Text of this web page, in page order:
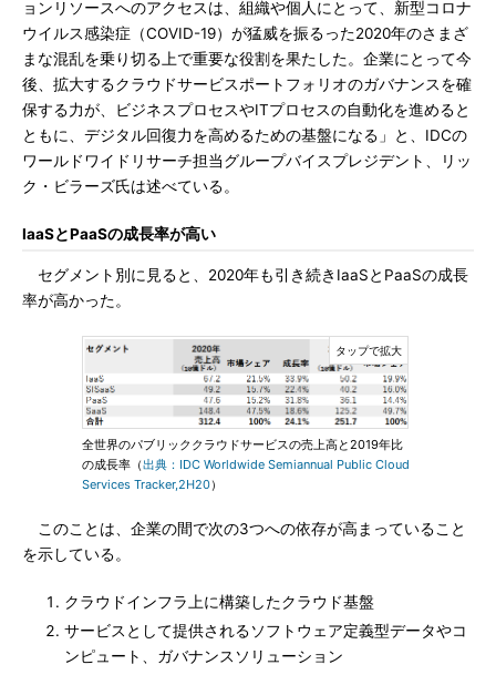
ョンリソースへのアクセスは、組織や個人にとって、新型コロナ
ウイルス感染症（COVID-19）が猛威を振るった2020年のさまざ
まな混乱を乗り切る上で重要な役割を果たした。企業にとって今
後、拡大するクラウドサービスポートフォリオのガバナンスを確
保する力が、ビジネスプロセスやITプロセスの自動化を進めると
ともに、デジタル回復力を高めるための基盤になる」と、IDCの
ワールドワイドリサーチ担当グループバイスプレジデント、リッ
ク・ビラーズ氏は述べている。
IaaSとPaaSの成長率が高い
セグメント別に見ると、2020年も引き続きIaaSとPaaSの成長
率が高かった。
全世界のパブリッククラウドサービスの売上高と2019年比
の成長率（出典：IDC Worldwide Semiannual Public Cloud
Services Tracker,2H20）
このことは、企業の間で次の3つへの依存が高まっていること
を示している。
クラウドインフラ上に構築したクラウド基盤
サービスとして提供されるソフトウェア定義型データやコ
ンピュート、ガバナンスソリューション